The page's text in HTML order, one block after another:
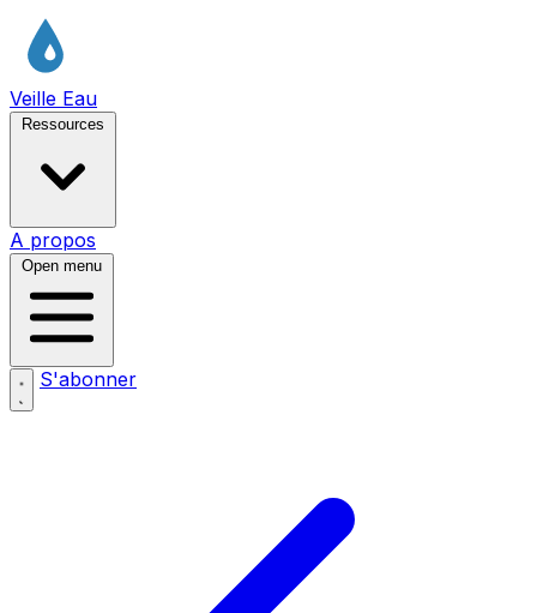
Veille Eau
Ressources
A propos
Open menu
S'abonner